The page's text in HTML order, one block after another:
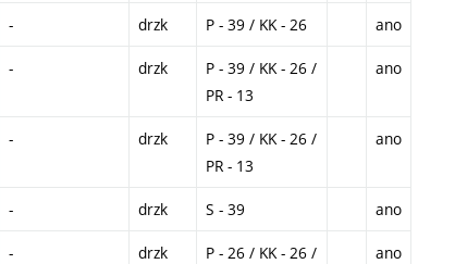
- drzk P - 39 / KK - 26 ano
- drzk
P - 39 / KK - 26 /
PR - 13
ano
- drzk
P - 39 / KK - 26 /
PR - 13
ano
- drzk S - 39 ano
- drzk
P - 26 / KK - 26 /
ano